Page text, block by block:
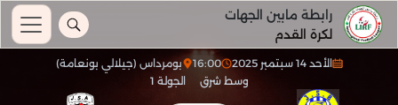
رابطة مابين الجهات
لكرة القدم
الأحد 14 سبتمبر 2025 16:00
بومرداس (جيلالي بونعامة)
وسط شرق
الجولة 1